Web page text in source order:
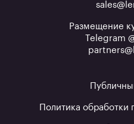
Размещение
Telegram
Политика